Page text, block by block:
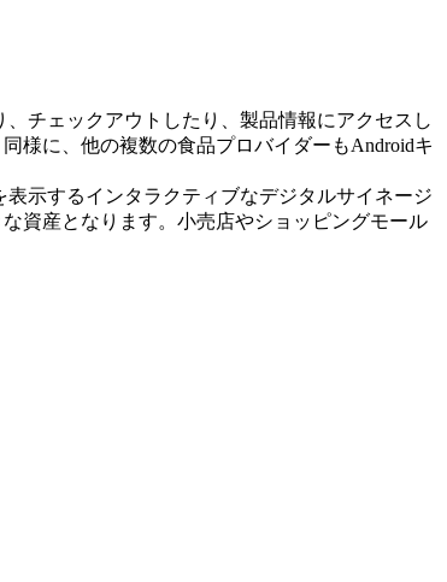
チェックアウトしたり、製品情報にアクセスし
様に、他の複数の食品プロバイダーもAndroidキ
示するインタラクティブなデジタルサイネージ
資産となります。小売店やショッピングモール